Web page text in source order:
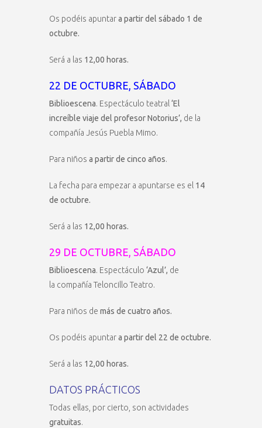
Os podéis apuntara partir del sábado 1 de
octubre.
Será a las 12,00 horas.
22 DE OCTUBRE, SÁBADO
Biblioescena. Espectáculo teatral ‘El
increíble viaje del profesor Notorius’, de la
compañía Jesús Puebla Mimo.
Para niños a partir de cinco años.
La fecha para empezar a apuntarse es el 14
de octubre.
Será a las 12,00 horas.
29 DE OCTUBRE, SÁBADO
Biblioescena. Espectáculo ‘Azul’, de
la compañía Teloncillo Teatro.
Para niños de más de cuatro años.
Os podéis apuntara partir del 22 de octubre.
Será a las 12,00 horas.
DATOS PRÁCTICOS
Todas ellas, por cierto, son actividades
gratuitas.